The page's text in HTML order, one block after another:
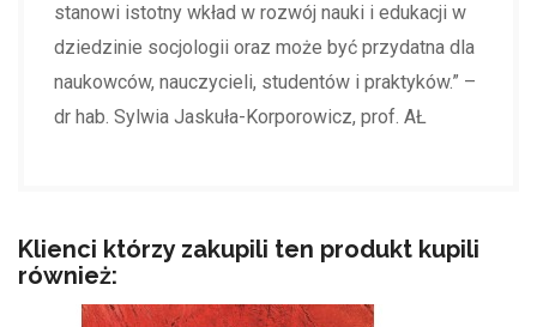
stanowi istotny wkład w rozwój nauki i edukacji w
dziedzinie socjologii oraz może być przydatna dla
naukowców, nauczycieli, studentów i praktyków.” –
dr hab. Sylwia Jaskuła-Korporowicz, prof. AŁ
Klienci którzy zakupili ten produkt kupili
również: